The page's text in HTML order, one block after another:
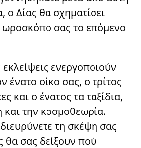
ο Δίας θα σχηματίσει
ωροσκόπο σας το επόμενο
εκλείψεις ενεργοποιούν
ένατο οίκο σας, ο τρίτος
και ο ένατος τα ταξίδια,
και την κοσμοθεωρία.
τη σκέψη σας
θα σας δείξουν πού